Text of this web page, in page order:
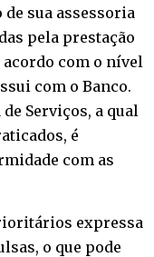
de sua assessoria
pela prestação
com o nível
com o Banco.
Serviços, a qual
é
com as
expressa
o que pode